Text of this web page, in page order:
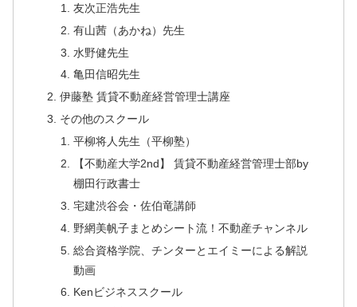
友次正浩先生
有山茜（あかね）先生
水野健先生
亀田信昭先生
伊藤塾 賃貸不動産経営管理士講座
その他のスクール
平柳将人先生（平柳塾）
【不動産大学2nd】 賃貸不動産経営管理士部by
棚田行政書士
宅建渋谷会・佐伯竜講師
野網美帆子まとめシート流！不動産チャンネル
総合資格学院、チンターとエイミーによる解説
動画
Kenビジネススクール